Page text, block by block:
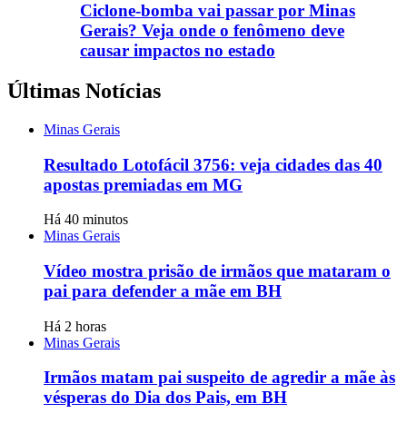
Ciclone-bomba vai passar por Minas
Gerais? Veja onde o fenômeno deve
causar impactos no estado
Últimas Notícias
Minas Gerais
Resultado Lotofácil 3756: veja cidades das 40
apostas premiadas em MG
Há 40 minutos
Minas Gerais
Vídeo mostra prisão de irmãos que mataram o
pai para defender a mãe em BH
Há 2 horas
Minas Gerais
Irmãos matam pai suspeito de agredir a mãe às
vésperas do Dia dos Pais, em BH